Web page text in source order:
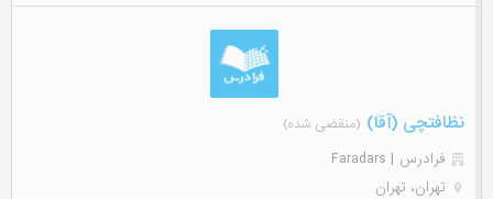
نظافتچی (آقا) (منقضی شده)
فرادرس | Faradars
تهران، تهران